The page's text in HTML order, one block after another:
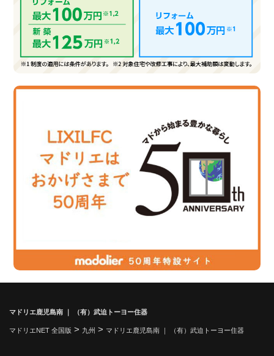
マドリエ鹿児島南 ｜ （有）武迫トーヨー住器
マドリエNET 全国版 > 九州 > マドリエ鹿児島南 ｜ （有）武迫トーヨー住器